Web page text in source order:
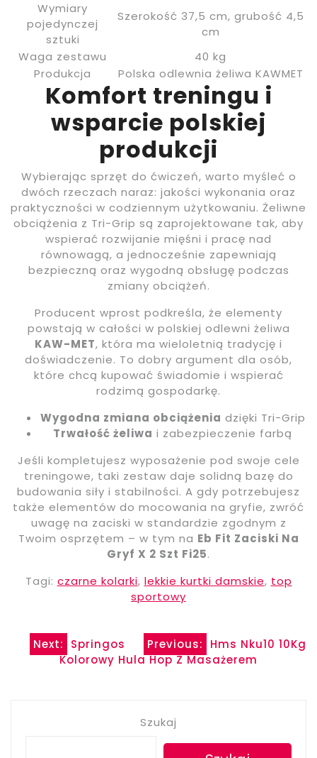
Wymiary
pojedynczej
sztuki
Szerokość 37,5 cm, grubość 4,5
cm
Waga zestawu
40 kg
Produkcja
Polska odlewnia żeliwa KAWMET
Komfort treningu i
wsparcie polskiej
produkcji
Wybierając sprzęt do ćwiczeń, warto myśleć o
dwóch rzeczach naraz: jakości wykonania oraz
praktyczności w codziennym użytkowaniu. Żeliwne
obciążenia z Tri-Grip są zaprojektowane tak, aby
wspierać rozwijanie mięśni i pracę nad
równowagą, a jednocześnie zapewniają
bezpieczną oraz wygodną obsługę podczas
zmiany obciążeń.
Producent wprost podkreśla, że elementy
powstają w całości w polskiej odlewni żeliwa
KAW-MET, która ma wieloletnią tradycję i
doświadczenie. To dobry argument dla osób,
które chcą kupować świadomie i wspierać
rodzimą gospodarkę.
Wygodna zmiana obciążenia dzięki Tri-Grip
Trwałość żeliwa i zabezpieczenie farbą
Jeśli kompletujesz wyposażenie pod swoje cele
treningowe, taki zestaw daje solidną bazę do
budowania siły i stabilności. A gdy potrzebujesz
także elementów do mocowania na gryfie, zwróć
uwagę na zaciski w standardzie zgodnym z
Twoim osprzętem – w tym na Eb Fit Zaciski Na
Gryf X 2 Szt Fi25.
Tagi: czarne kolarki, lekkie kurtki damskie, top
sportowy
Nawigacja Previous: Hms Nku10 10Kg
Next:
Springos
Kolorowy Hula Hop Z Masażerem
Szukaj